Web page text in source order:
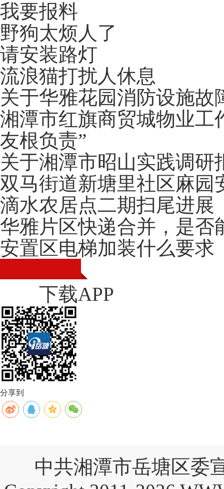
我要报料
野狗太烦人了
请安装路灯
流浪猫打扰人休息
关于华雅花园消防设施故
湘潭市红旗商贸城物业工
友根负责”
关于湘潭市昭山实践调研
双马街道新塘里社区麻园
滴水农居点二期扫尾进展
华雅片区快递合并，是否
安置区电梯加装什么要求
下载APP
分享到
中共湘潭市岳塘区委